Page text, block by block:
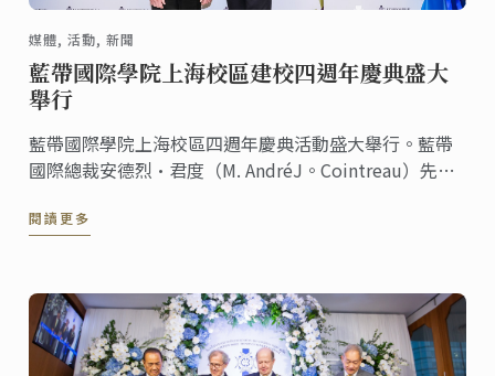
媒體, 活動, 新聞
藍帶國際學院上海校區建校四週年慶典盛大
舉行
藍帶國際學院上海校區四週年慶典活動盛大舉行。藍帶
國際總裁安德烈·君度（M. AndréJ。Cointreau）先生
名人士，藍帶合作夥伴，歷屆校友，以及多家媒體朋友
閱讀更多